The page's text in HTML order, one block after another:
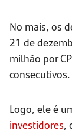
No mais, os
21 de
milhão por
consecutivos.
Logo, ele é
investidores,